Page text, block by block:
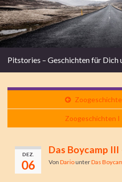
Pitstories – Geschichten für Dich
Zoogeschichten I
DEZ.
06
Das Boycamp III
Von DariounterDas